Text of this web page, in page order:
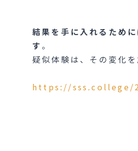
結果を手に入れるため
す 。
疑似体験は、その変化
https://sss.college/